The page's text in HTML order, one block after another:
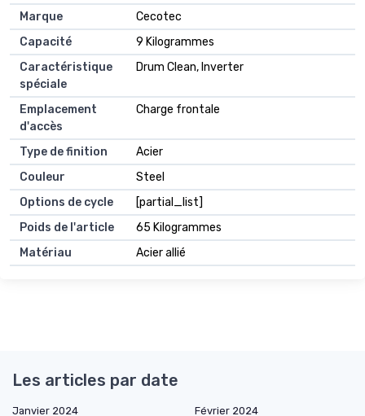
Marque
Cecotec
Capacité
9 Kilogrammes
Caractéristique
spéciale
Drum Clean, Inverter
Emplacement
d'accès
Charge frontale
Type de finition
Acier
Couleur
Steel
Options de cycle
[partial_list]
Poids de l'article
65 Kilogrammes
Matériau
Acier allié
Les articles par date
Janvier 2024 Février 2024